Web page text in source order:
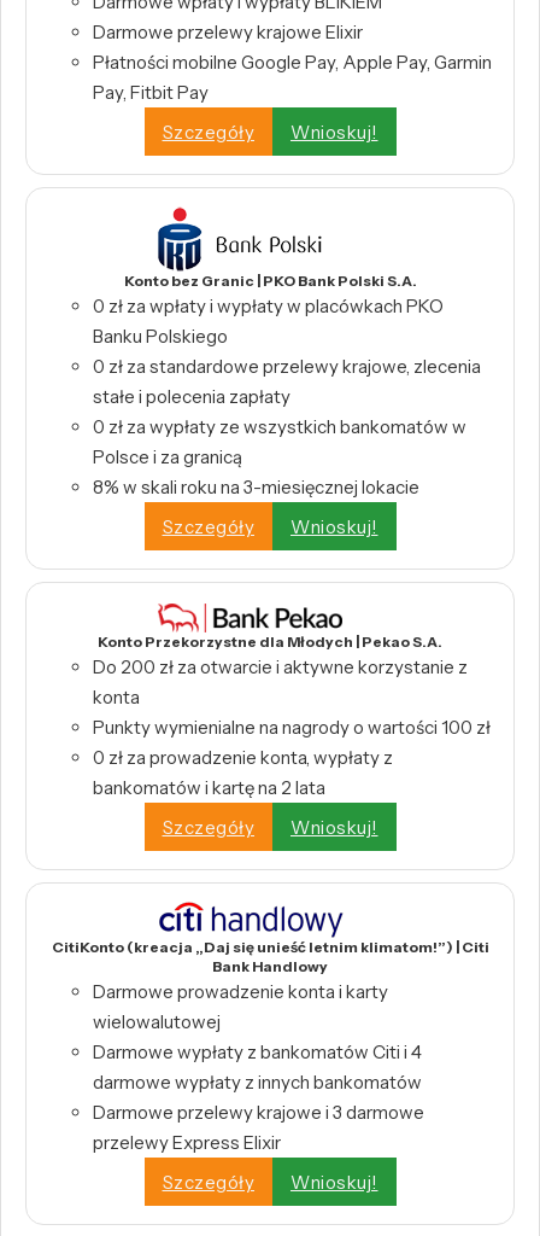
Darmowe przelewy krajowe Elixir
Płatności mobilne Google Pay, Apple Pay, Garmin
Pay, Fitbit Pay
Szczegóły
Wnioskuj!
Konto bez Granic | PKO Bank Polski S.A.
0 zł za wpłaty i wypłaty w placówkach PKO
Banku Polskiego
0 zł za standardowe przelewy krajowe, zlecenia
stałe i polecenia zapłaty
0 zł za wypłaty ze wszystkich bankomatów w
Polsce i za granicą
8% w skali roku na 3-miesięcznej lokacie
Szczegóły
Wnioskuj!
Konto Przekorzystne dla Młodych | Pekao S.A.
Do 200 zł za otwarcie i aktywne korzystanie z
konta
Punkty wymienialne na nagrody o wartości 100 zł
0 zł za prowadzenie konta, wypłaty z
bankomatów i kartę na 2 lata
Szczegóły
Wnioskuj!
CitiKonto (kreacja „Daj się unieść letnim klimatom!”) | Citi
Bank Handlowy
Darmowe prowadzenie konta i karty
wielowalutowej
Darmowe wypłaty z bankomatów Citi i 4
darmowe wypłaty z innych bankomatów
Darmowe przelewy krajowe i 3 darmowe
przelewy Express Elixir
Szczegóły
Wnioskuj!